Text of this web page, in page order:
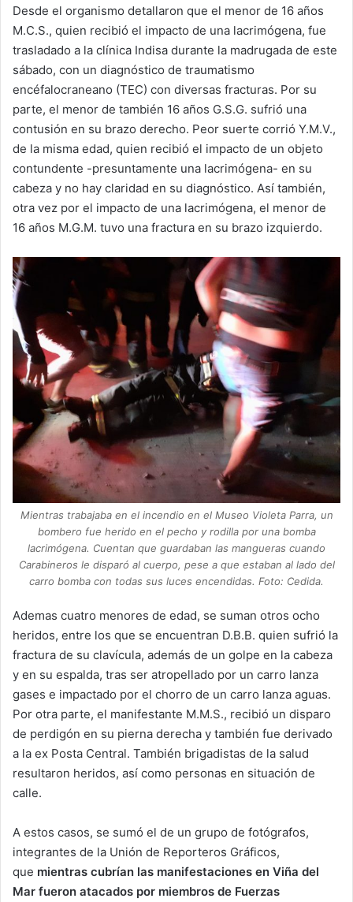
Desde el organismo detallaron que el menor de 16 años
M.C.S., quien recibió el impacto de una lacrimógena, fue
trasladado a la clínica Indisa durante la madrugada de este
sábado, con un diagnóstico de traumatismo
encéfalocraneano (TEC) con diversas fracturas. Por su
parte, el menor de también 16 años G.S.G. sufrió una
contusión en su brazo derecho. Peor suerte corrió Y.M.V.,
de la misma edad, quien recibió el impacto de un objeto
contundente -presuntamente una lacrimógena- en su
cabeza y no hay claridad en su diagnóstico. Así también,
otra vez por el impacto de una lacrimógena, el menor de
16 años M.G.M. tuvo una fractura en su brazo izquierdo.
Mientras trabajaba en el incendio en el Museo Violeta Parra, un
bombero fue herido en el pecho y rodilla por una bomba
lacrimógena. Cuentan que guardaban las mangueras cuando
Carabineros le disparó al cuerpo, pese a que estaban al lado del
carro bomba con todas sus luces encendidas. Foto: Cedida.
Ademas cuatro menores de edad, se suman otros ocho
heridos, entre los que se encuentran D.B.B. quien sufrió la
fractura de su clavícula, además de un golpe en la cabeza
y en su espalda, tras ser atropellado por un carro lanza
gases e impactado por el chorro de un carro lanza aguas.
Por otra parte, el manifestante M.M.S., recibió un disparo
de perdigón en su pierna derecha y también fue derivado
a la ex Posta Central. También brigadistas de la salud
resultaron heridos, así como personas en situación de
calle.
A estos casos, se sumó el de un grupo de fotógrafos,
integrantes de la Unión de Reporteros Gráficos,
que mientras cubrían las manifestaciones en Viña del
Mar fueron atacados por miembros de Fuerzas